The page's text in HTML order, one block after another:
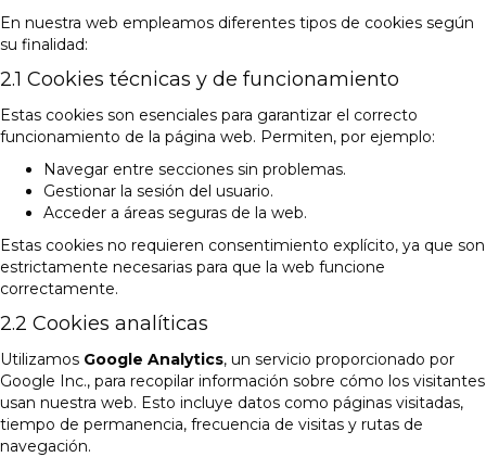
En nuestra web empleamos diferentes tipos de cookies según
su finalidad:
2.1 Cookies técnicas y de funcionamiento
Estas cookies son esenciales para garantizar el correcto
funcionamiento de la página web. Permiten, por ejemplo:
Navegar entre secciones sin problemas.
Gestionar la sesión del usuario.
Acceder a áreas seguras de la web.
Estas cookies no requieren consentimiento explícito, ya que son
estrictamente necesarias para que la web funcione
correctamente.
2.2 Cookies analíticas
Utilizamos Google Analytics, un servicio proporcionado por
Google Inc., para recopilar información sobre cómo los visitantes
usan nuestra web. Esto incluye datos como páginas visitadas,
tiempo de permanencia, frecuencia de visitas y rutas de
navegación.